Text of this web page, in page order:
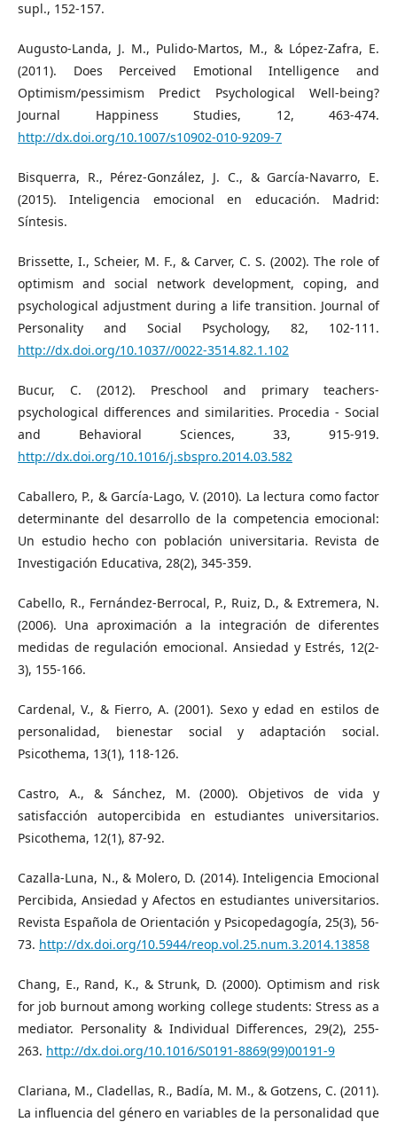
supl., 152-157.
Augusto-Landa, J. M., Pulido-Martos, M., & López-Zafra, E.
(2011). Does Perceived Emotional Intelligence and
Optimism/pessimism Predict Psychological Well-being?
Journal Happiness Studies, 12, 463-474.
http://dx.doi.org/10.1007/s10902-010-9209-7
Bisquerra, R., Pérez-González, J. C., & García-Navarro, E.
(2015). Inteligencia emocional en educación. Madrid:
Síntesis.
Brissette, I., Scheier, M. F., & Carver, C. S. (2002). The role of
optimism and social network development, coping, and
psychological adjustment during a life transition. Journal of
Personality and Social Psychology, 82, 102-111.
http://dx.doi.org/10.1037//0022-3514.82.1.102
Bucur, C. (2012). Preschool and primary teachers-
psychological differences and similarities. Procedia - Social
and Behavioral Sciences, 33, 915-919.
http://dx.doi.org/10.1016/j.sbspro.2014.03.582
Caballero, P., & García-Lago, V. (2010). La lectura como factor
determinante del desarrollo de la competencia emocional:
Un estudio hecho con población universitaria. Revista de
Investigación Educativa, 28(2), 345-359.
Cabello, R., Fernández-Berrocal, P., Ruiz, D., & Extremera, N.
(2006). Una aproximación a la integración de diferentes
medidas de regulación emocional. Ansiedad y Estrés, 12(2-
3), 155-166.
Cardenal, V., & Fierro, A. (2001). Sexo y edad en estilos de
personalidad, bienestar social y adaptación social.
Psicothema, 13(1), 118-126.
Castro, A., & Sánchez, M. (2000). Objetivos de vida y
satisfacción autopercibida en estudiantes universitarios.
Psicothema, 12(1), 87-92.
Cazalla-Luna, N., & Molero, D. (2014). Inteligencia Emocional
Percibida, Ansiedad y Afectos en estudiantes universitarios.
Revista Española de Orientación y Psicopedagogía, 25(3), 56-
73. http://dx.doi.org/10.5944/reop.vol.25.num.3.2014.13858
Chang, E., Rand, K., & Strunk, D. (2000). Optimism and risk
for job burnout among working college students: Stress as a
mediator. Personality & Individual Differences, 29(2), 255-
263. http://dx.doi.org/10.1016/S0191-8869(99)00191-9
Clariana, M., Cladellas, R., Badía, M. M., & Gotzens, C. (2011).
La influencia del género en variables de la personalidad que